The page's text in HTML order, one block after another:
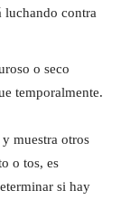
luchando contra
o seco
temporalmente.
y muestra otros
o tos, es
si hay